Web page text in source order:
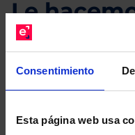
Consentimiento
Esta página web usa
Le
gratuito
Descárguese el
Limpias con las que